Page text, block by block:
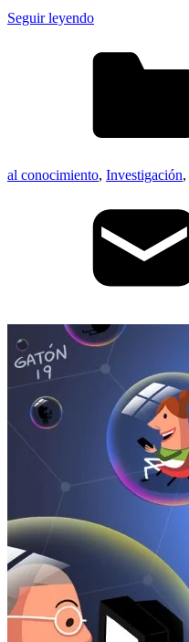
Seguir leyendo
al conocimiento, Investigación,